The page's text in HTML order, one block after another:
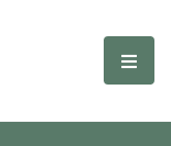
期刊 選